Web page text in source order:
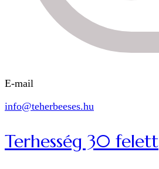
E-mail
info@teherbeeses.hu
Terhesség 30 felett